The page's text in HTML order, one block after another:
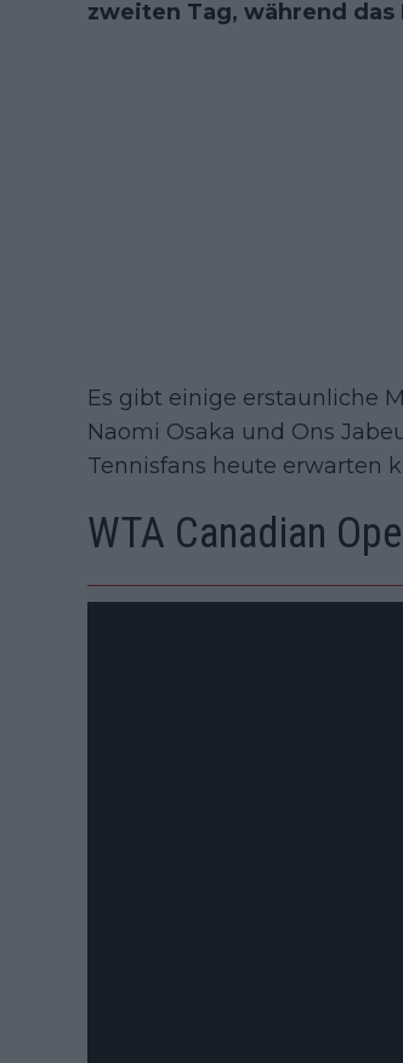
zweiten Tag, während
Es gibt einige erstaunliche
Naomi Osaka und Ons
Tennisfans heute erwarten
WTA Canadian